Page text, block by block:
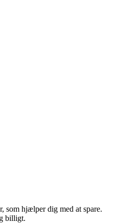
hjælper dig med at spare.
billigt.